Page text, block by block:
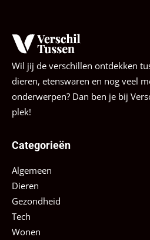
Wil jij de verschillen ontdekken
dieren, etenswaren en nog veel
onderwerpen? Dan ben je bij
plek!
Categorieën
Algemeen
Dieren
Gezondheid
Tech
Wonen